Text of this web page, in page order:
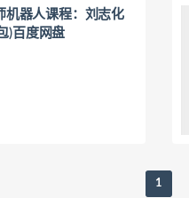
秒杀技巧：三大
机器人课程：刘志化
)百度网盘
1